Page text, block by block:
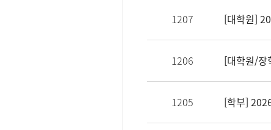
1207
1206
1205